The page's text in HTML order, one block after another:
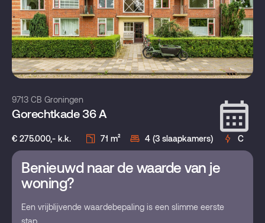
9713 CB Groningen
Gorechtkade 36 A
€ 275.000,- k.k. 71 m² 4 (3 slaapkamers) C
Benieuwd naar de waarde van je
woning?
Een vrijblijvende waardebepaling is een slimme eerste